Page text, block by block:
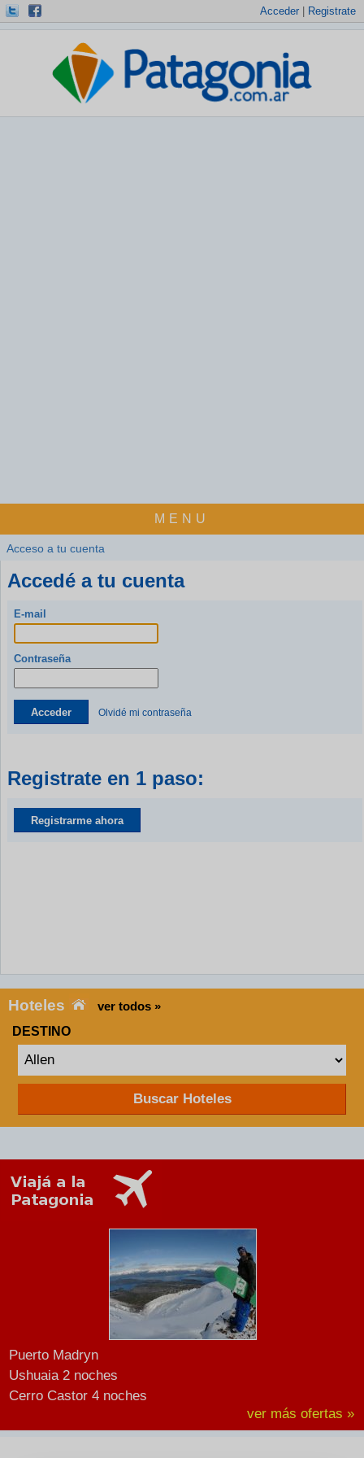
Acceder Registrate
MENU
Acceso a tu cuenta
Accedé a tu cuenta
E-mail
Contraseña
Acceder Olvidé mi contraseña
Registrate en 1 paso:
Registrarme ahora
Hoteles
ver todos »
DESTINO
Buscar Hoteles
Puerto Madryn
Ushuaia 2 noches
Cerro Castor 4 noches
ver más ofertas »